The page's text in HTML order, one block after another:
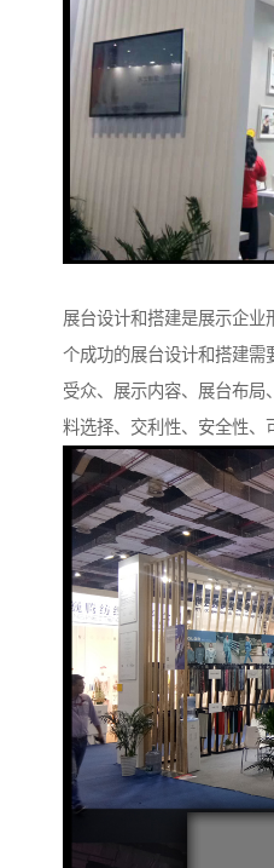
展台设计和搭建是展示企业
个成功的展台设计和搭建需
受众、展示内容、展台布局
料选择、交利性、安全性、